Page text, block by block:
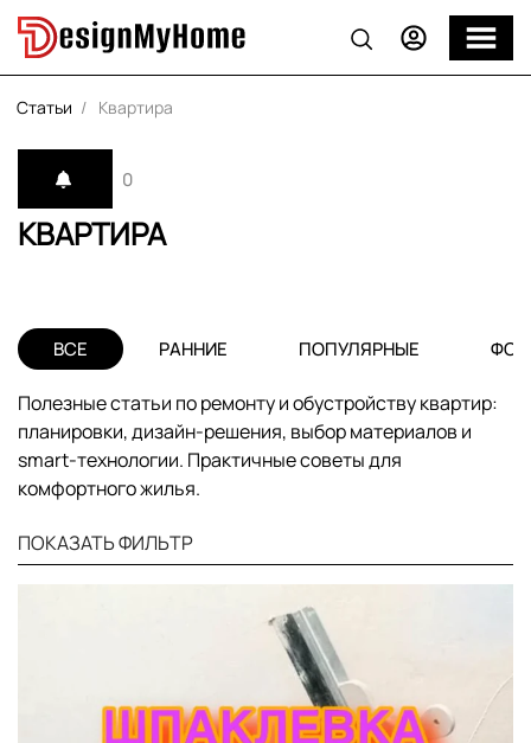
Статьи Квартира
КВАРТИРА
0
ВСЕ РАННИЕ ПОПУЛЯРНЫЕ
Полезные статьи по ремонту и обустройству квартир:
планировки, дизайн-решения, выбор материалов и
smart-технологии. Практичные советы для
комфортного жилья.
ПОКАЗАТЬ ФИЛЬТР